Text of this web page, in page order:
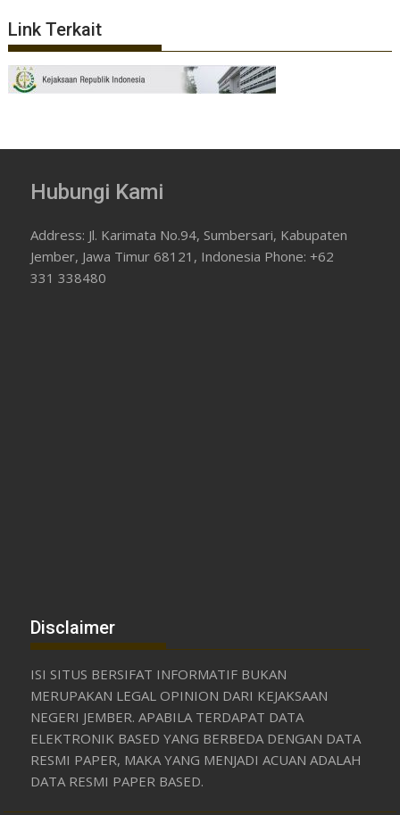
Link Terkait
Hubungi Kami
Address: Jl. Karimata No.94, Sumbersari, Kabupaten
Jember, Jawa Timur 68121, Indonesia Phone: +62
331 338480
Disclaimer
ISI SITUS BERSIFAT INFORMATIF BUKAN
MERUPAKAN LEGAL OPINION DARI KEJAKSAAN
NEGERI JEMBER. APABILA TERDAPAT DATA
ELEKTRONIK BASED YANG BERBEDA DENGAN DATA
RESMI PAPER, MAKA YANG MENJADI ACUAN ADALAH
DATA RESMI PAPER BASED.